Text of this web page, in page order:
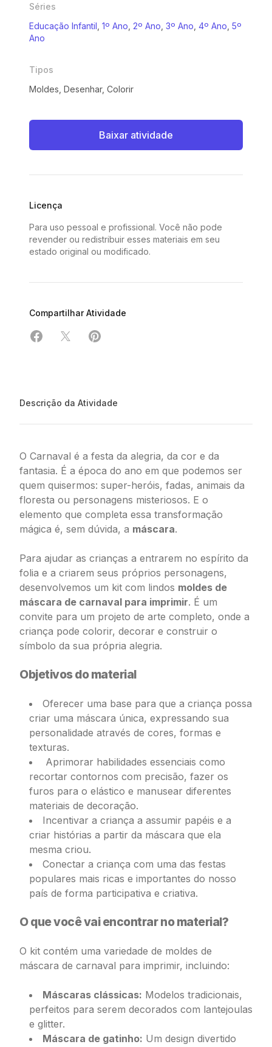
Séries
Educação Infantil 1º Ano 2º Ano 3º Ano 4º Ano 5º
Ano
Tipos
Moldes, Desenhar, Colorir
Baixar atividade
Licença
Para uso pessoal e profissional. Você não pode
revender ou redistribuir esses materiais em seu
estado original ou modificado.
Compartilhar Atividade
Compartilhar em Facebook
Compartilhar em X
Compartilhar em Pinterest
Descrição da Atividade
O Carnaval é a festa da alegria, da cor e da
fantasia. É a época do ano em que podemos ser
quem quisermos: super-heróis, fadas, animais da
floresta ou personagens misteriosos. E o
elemento que completa essa transformação
mágica é, sem dúvida, a máscara.
Para ajudar as crianças a entrarem no espírito da
folia e a criarem seus próprios personagens,
desenvolvemos um kit com lindos moldes de
máscara de carnaval para imprimir. É um
convite para um projeto de arte completo, onde a
criança pode colorir, decorar e construir o
símbolo da sua própria alegria.
Objetivos do material
Oferecer uma base para que a criança possa
criar uma máscara única, expressando sua
personalidade através de cores, formas e
texturas.
Aprimorar habilidades essenciais como
recortar contornos com precisão, fazer os
furos para o elástico e manusear diferentes
materiais de decoração.
Incentivar a criança a assumir papéis e a
criar histórias a partir da máscara que ela
mesma criou.
Conectar a criança com uma das festas
populares mais ricas e importantes do nosso
país de forma participativa e criativa.
O que você vai encontrar no material?
O kit contém uma variedade de moldes de
máscara de carnaval para imprimir, incluindo:
Máscaras clássicas: Modelos tradicionais,
perfeitos para serem decorados com lantejoulas
e glitter.
Máscara de gatinho: Um design divertido